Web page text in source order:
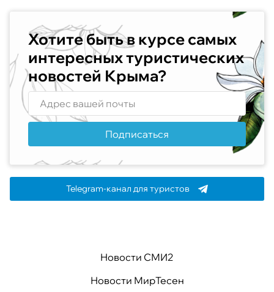
Хотите быть в курсе самых
интересных туристических
новостей Крыма?
Подписаться
Telegram-канал для туристов
Новости СМИ2
Новости МирТесен